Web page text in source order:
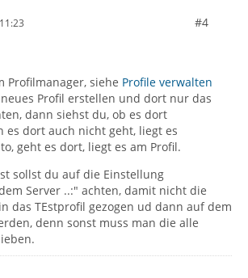
#4
Profilmanager, siehe Profile verwalten
Profil erstellen und dort nur das
dann siehst du, ob es dort
es dort auch nicht geht, liegt es
geht es dort, liegt es am Profil.
sollst du auf die Einstellung
Server ..:" achten, damit nicht die
das TEstprofil gezogen ud dann auf dem
denn sonst muss man die alle